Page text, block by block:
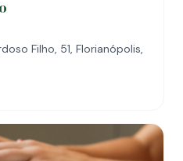
Filho, 51, Florianópolis,